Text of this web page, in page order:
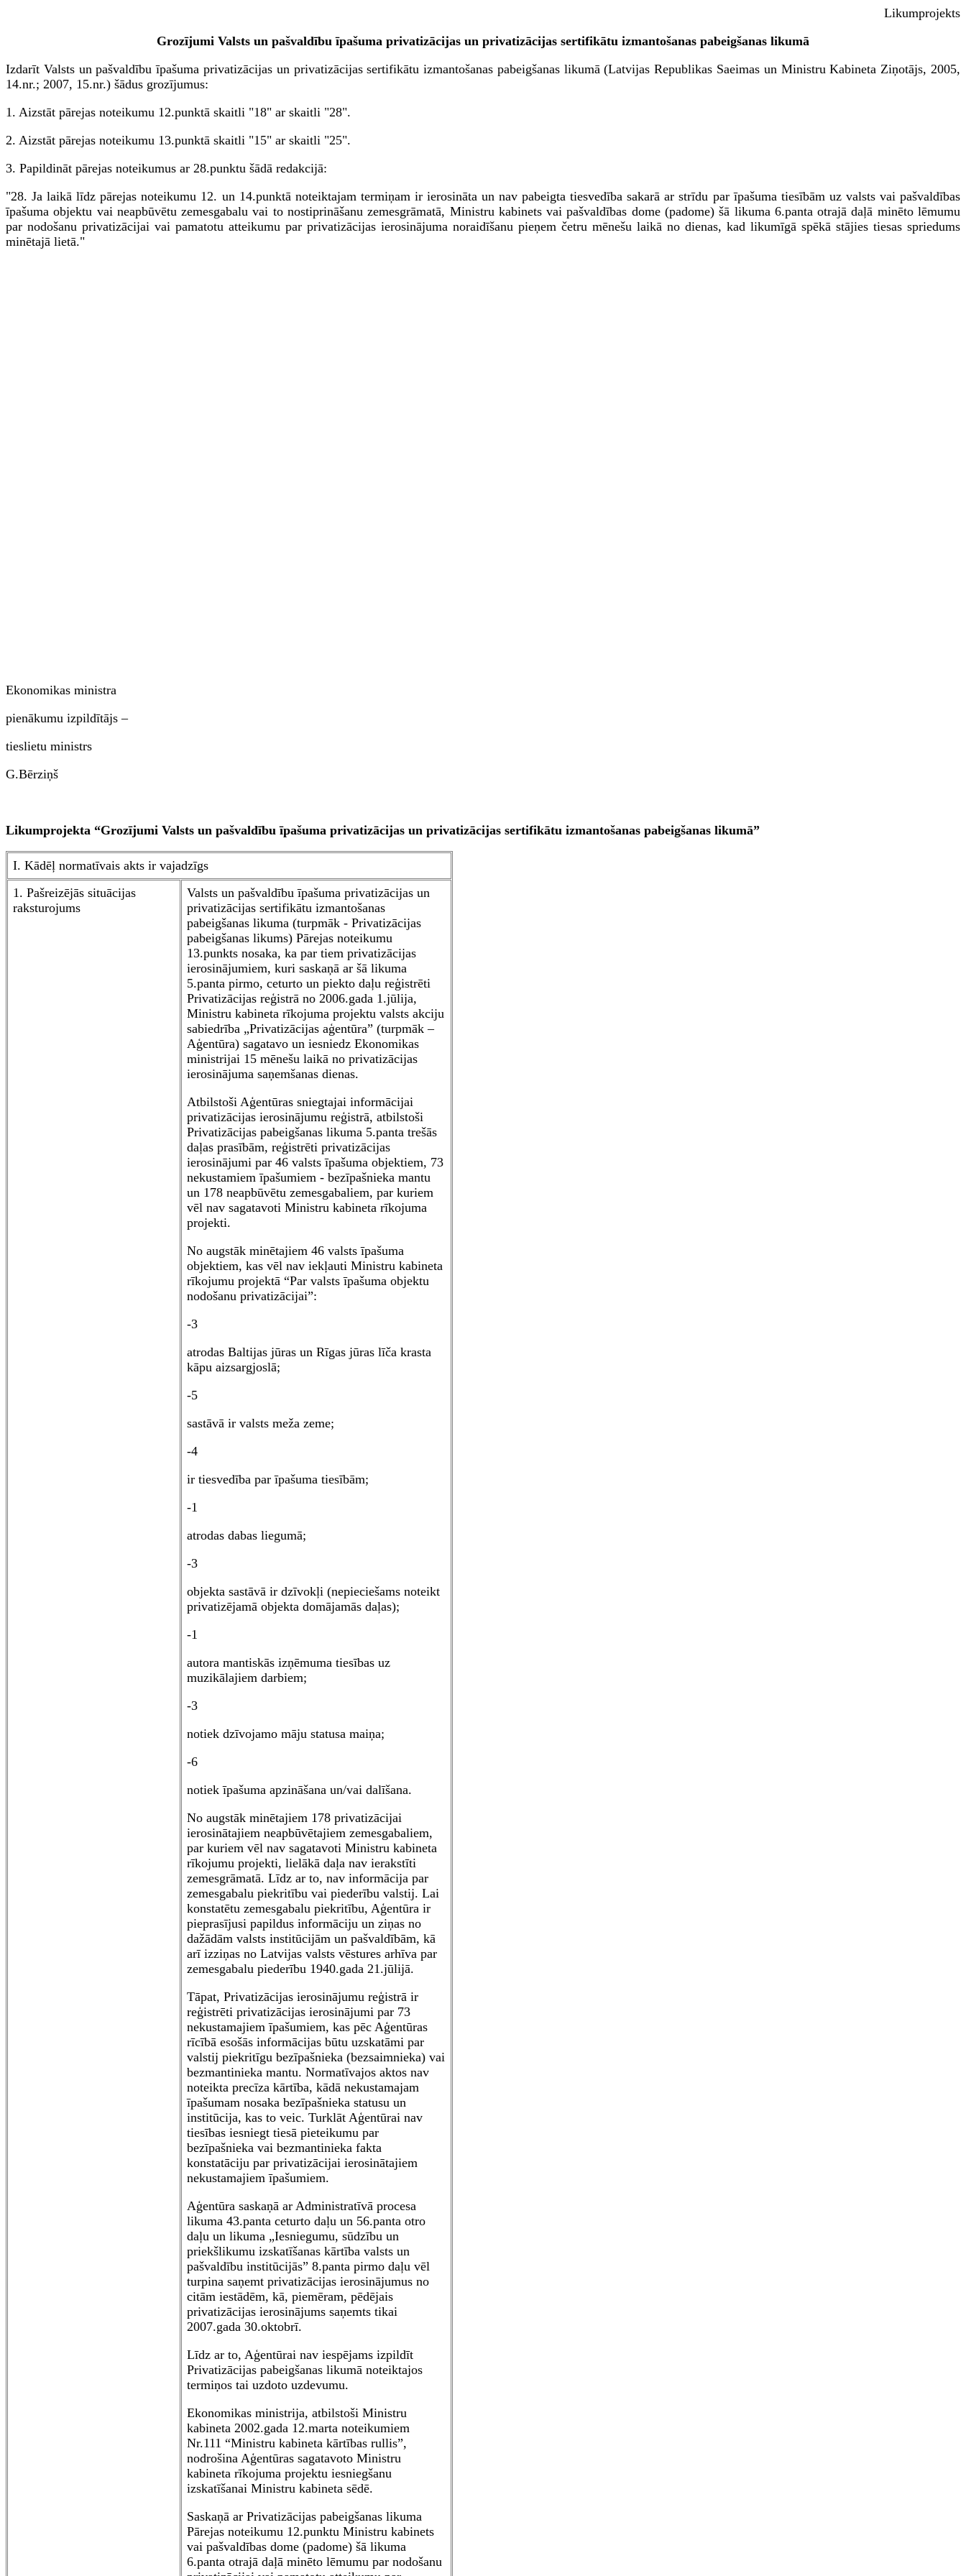
Likumprojekts
Grozījumi Valsts un pašvaldību īpašuma privatizācijas un privatizācijas sertifikātu izmantošanas pabeigšanas likumā
Izdarīt Valsts un pašvaldību īpašuma privatizācijas un privatizācijas sertifikātu izmantošanas pabeigšanas likumā (Latvijas Republikas Saeimas un Ministru Kabineta Ziņotājs, 2005,
14.nr.; 2007, 15.nr.) šādus grozījumus:
1. Aizstāt pārejas noteikumu 12.punktā skaitli "18" ar skaitli "28".
2. Aizstāt pārejas noteikumu 13.punktā skaitli "15" ar skaitli "25".
3. Papildināt pārejas noteikumus ar 28.punktu šādā redakcijā:
"28. Ja laikā līdz pārejas noteikumu 12. un 14.punktā noteiktajam termiņam ir ierosināta un nav pabeigta tiesvedība sakarā ar strīdu par īpašuma tiesībām uz valsts vai pašvaldības
īpašuma objektu vai neapbūvētu zemesgabalu vai to nostiprināšanu zemesgrāmatā, Ministru kabinets vai pašvaldības dome (padome) šā likuma 6.panta otrajā daļā minēto lēmumu
par nodošanu privatizācijai vai pamatotu atteikumu par privatizācijas ierosinājuma noraidīšanu pieņem četru mēnešu laikā no dienas, kad likumīgā spēkā stājies tiesas spriedums
minētajā lietā."
Ekonomikas ministra
pienākumu izpildītājs –
tieslietu ministrs
G.Bērziņš
Likumprojekta “Grozījumi Valsts un pašvaldību īpašuma privatizācijas un privatizācijas sertifikātu izmantošanas pabeigšanas likumā”
I. Kādēļ normatīvais akts ir vajadzīgs
1. Pašreizējās situācijas
raksturojums
Valsts un pašvaldību īpašuma privatizācijas un
privatizācijas sertifikātu izmantošanas
pabeigšanas likuma (turpmāk - Privatizācijas
pabeigšanas likums) Pārejas noteikumu
13.punkts nosaka, ka par tiem privatizācijas
ierosinājumiem, kuri saskaņā ar šā likuma
5.panta pirmo, ceturto un piekto daļu reģistrēti
Privatizācijas reģistrā no 2006.gada 1.jūlija,
Ministru kabineta rīkojuma projektu valsts akciju
sabiedrība „Privatizācijas aģentūra” (turpmāk –
Aģentūra) sagatavo un iesniedz Ekonomikas
ministrijai 15 mēnešu laikā no privatizācijas
ierosinājuma saņemšanas dienas.
Atbilstoši Aģentūras sniegtajai informācijai
privatizācijas ierosinājumu reģistrā, atbilstoši
Privatizācijas pabeigšanas likuma 5.panta trešās
daļas prasībām, reģistrēti privatizācijas
ierosinājumi par 46 valsts īpašuma objektiem, 73
nekustamiem īpašumiem - bezīpašnieka mantu
un 178 neapbūvētu zemesgabaliem, par kuriem
vēl nav sagatavoti Ministru kabineta rīkojuma
projekti.
No augstāk minētajiem 46 valsts īpašuma
objektiem, kas vēl nav iekļauti Ministru kabineta
rīkojumu projektā “Par valsts īpašuma objektu
nodošanu privatizācijai”:
-3
atrodas Baltijas jūras un Rīgas jūras līča krasta
kāpu aizsargjoslā;
-5
sastāvā ir valsts meža zeme;
-4
ir tiesvedība par īpašuma tiesībām;
-1
atrodas dabas liegumā;
-3
objekta sastāvā ir dzīvokļi (nepieciešams noteikt
privatizējamā objekta domājamās daļas);
-1
autora mantiskās izņēmuma tiesības uz
muzikālajiem darbiem;
-3
notiek dzīvojamo māju statusa maiņa;
-6
notiek īpašuma apzināšana un/vai dalīšana.
No augstāk minētajiem 178 privatizācijai
ierosinātajiem neapbūvētajiem zemesgabaliem,
par kuriem vēl nav sagatavoti Ministru kabineta
rīkojumu projekti, lielākā daļa nav ierakstīti
zemesgrāmatā. Līdz ar to, nav informācija par
zemesgabalu piekritību vai piederību valstij. Lai
konstatētu zemesgabalu piekritību, Aģentūra ir
pieprasījusi papildus informāciju un ziņas no
dažādām valsts institūcijām un pašvaldībām, kā
arī izziņas no Latvijas valsts vēstures arhīva par
zemesgabalu piederību 1940.gada 21.jūlijā.
Tāpat, Privatizācijas ierosinājumu reģistrā ir
reģistrēti privatizācijas ierosinājumi par 73
nekustamajiem īpašumiem, kas pēc Aģentūras
rīcībā esošās informācijas būtu uzskatāmi par
valstij piekritīgu bezīpašnieka (bezsaimnieka) vai
bezmantinieka mantu. Normatīvajos aktos nav
noteikta precīza kārtība, kādā nekustamajam
īpašumam nosaka bezīpašnieka statusu un
institūcija, kas to veic. Turklāt Aģentūrai nav
tiesības iesniegt tiesā pieteikumu par
bezīpašnieka vai bezmantinieka fakta
konstatāciju par privatizācijai ierosinātajiem
nekustamajiem īpašumiem.
Aģentūra saskaņā ar Administratīvā procesa
likuma 43.panta ceturto daļu un 56.panta otro
daļu un likuma „Iesniegumu, sūdzību un
priekšlikumu izskatīšanas kārtība valsts un
pašvaldību institūcijās” 8.panta pirmo daļu vēl
turpina saņemt privatizācijas ierosinājumus no
citām iestādēm, kā, piemēram, pēdējais
privatizācijas ierosinājums saņemts tikai
2007.gada 30.oktobrī.
Līdz ar to, Aģentūrai nav iespējams izpildīt
Privatizācijas pabeigšanas likumā noteiktajos
termiņos tai uzdoto uzdevumu.
Ekonomikas ministrija, atbilstoši Ministru
kabineta 2002.gada 12.marta noteikumiem
Nr.111 “Ministru kabineta kārtības rullis”,
nodrošina Aģentūras sagatavoto Ministru
kabineta rīkojuma projektu iesniegšanu
izskatīšanai Ministru kabineta sēdē.
Saskaņā ar Privatizācijas pabeigšanas likuma
Pārejas noteikumu 12.punktu Ministru kabinets
vai pašvaldības dome (padome) šā likuma
6.panta otrajā daļā minēto lēmumu par nodošanu